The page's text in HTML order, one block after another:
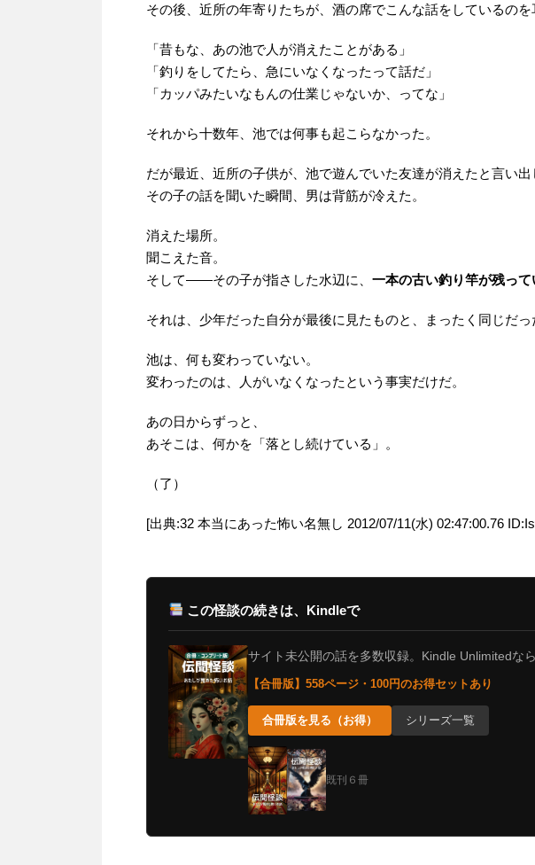
その後、近所の年寄りたちが、酒の席でこんな話をしているのを
「昔もな、あの池で人が消えたことがある」
「釣りをしてたら、急にいなくなったって話だ」
「カッパみたいなもんの仕業じゃないか、ってな」
それから十数年、池では何事も起こらなかった。
だが最近、近所の子供が、池で遊んでいた友達が消えたと言い出
その子の話を聞いた瞬間、男は背筋が冷えた。
消えた場所。
聞こえた音。
そして――その子が指さした水辺に、 一本の古い釣り竿が残って
それは、少年だった自分が最後に見たものと、まったく同じだっ
池は、何も変わっていない。
変わったのは、人がいなくなったという事実だけだ。
あの日からずっと、
あそこは、何かを「落とし続けている」。
（了）
[出典:32 本当にあった怖い名無し 2012/07/11(水) 02:47:00.76
この怪談の続きは、Kindleで
サイト未公開の話を多数収録。Kindle Unlimitedな
【合冊版】558ページ・100円のお得セットあり
合冊版を見る（お得） シリーズ一覧
既刊６冊